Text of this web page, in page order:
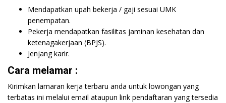
Mendapatkan upah bekerja / gaji sesuai UMK
penempatan.
Pekerja mendapatkan fasilitas jaminan kesehatan dan
ketenagakerjaan (BPJS).
Jenjang karir.
Cara melamar :
Kirimkan lamaran kerja terbaru anda untuk lowongan yang
terbatas ini melalui email ataupun link pendaftaran yang tersedia